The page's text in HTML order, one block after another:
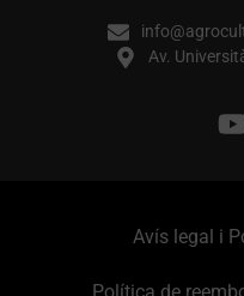
Av.
Avís legal i